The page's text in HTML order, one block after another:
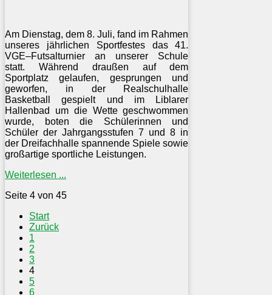
Am Dienstag, dem 8. Juli, fand im Rahmen
unseres jährlichen Sportfestes das 41.
VGE–Futsalturnier an unserer Schule
statt. Während draußen auf dem
Sportplatz gelaufen, gesprungen und
geworfen, in der Realschulhalle
Basketball gespielt und im Liblarer
Hallenbad um die Wette geschwommen
wurde, boten die Schülerinnen und
Schüler der Jahrgangsstufen 7 und 8 in
der Dreifachhalle spannende Spiele sowie
großartige sportliche Leistungen.
Weiterlesen ...
Seite 4 von 45
Start
Zurück
1
2
3
4
5
6